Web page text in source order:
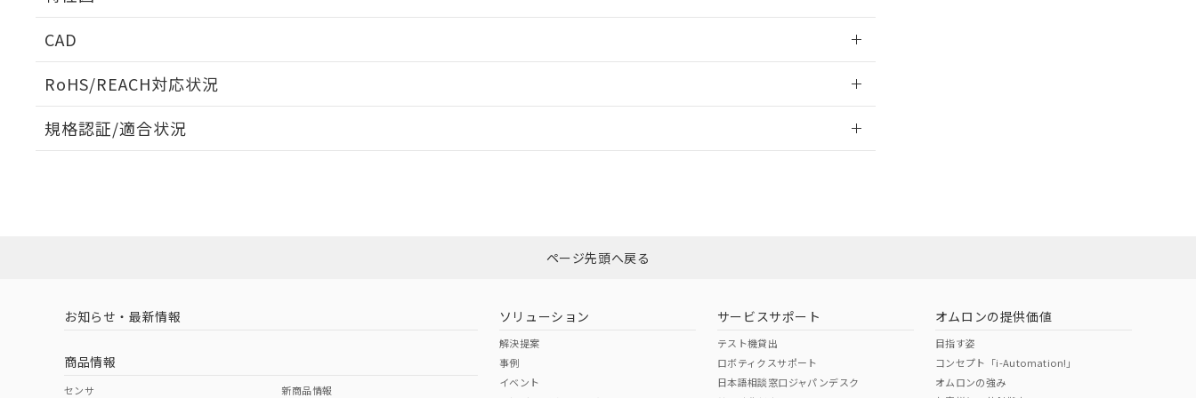
l: 0mm以上、φd: 12mm以上、D: 0mm以上、m: 8mm以上、n: 18mm以上
検出領域
CAD
RoHS/REACH対応状況
EU RoHS 注意事項・凡例
ダウンロードはこちら
中国 RoHS 注意事項・凡例
中国 RoHS表
規格認証/適合状況
（イギリス
（ノルウェー
（日本
（アメリカ
ページ先頭へ戻る
お知らせ・最新情報
商品情報
センサ 新商品情報
ソリューション
解決提案
事例
イベント
サービスサポート
テスト機貸出
ロボティクスサポート
日本語相談窓口ジャパンデスク
オムロンの提供価値
目指す姿
コンセプト「i-Automation!」
オムロンの強み